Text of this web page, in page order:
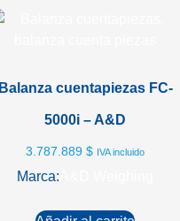
Balanza cuentapiezas FC-
5000i – A&D
3.787.889 $ IVA incluido
Marca: